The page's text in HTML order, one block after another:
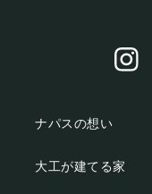
ナパスの想い
大工が建てる家